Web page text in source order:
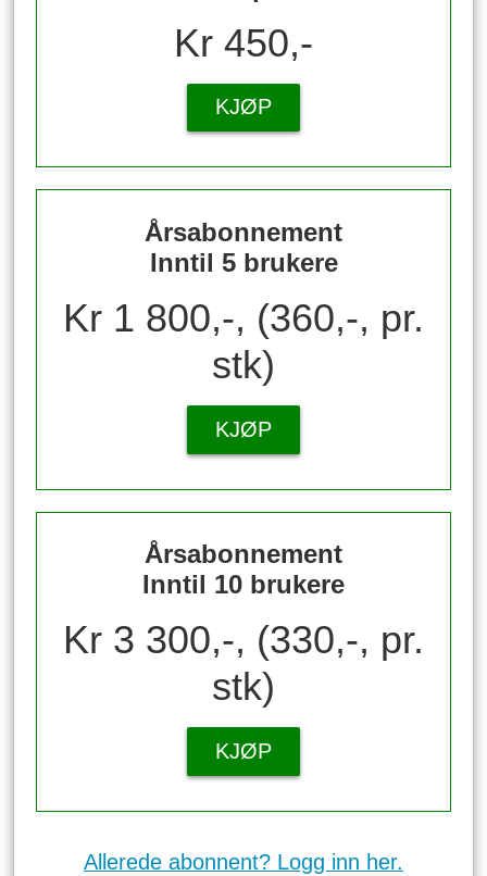
Kr 450,-
KJØP
Årsabonnement
Inntil 5 brukere
Kr 1 800,-, (360,-, pr.
stk)
KJØP
Årsabonnement
Inntil 10 brukere
Kr 3 300,-, (330,-, pr.
stk)
KJØP
Allerede abonnent? Logg inn her.